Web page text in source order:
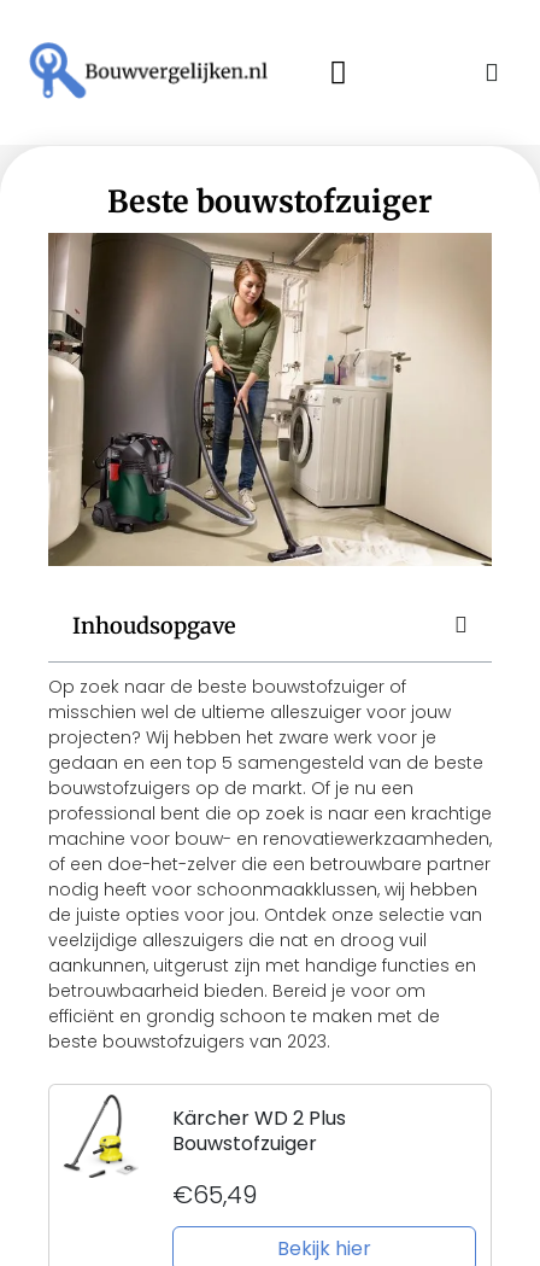
Beste bouwstofzuiger
Inhoudsopgave
Op zoek naar de beste bouwstofzuiger of
misschien wel de ultieme alleszuiger voor jouw
projecten? Wij hebben het zware werk voor je
gedaan en een top 5 samengesteld van de beste
bouwstofzuigers op de markt. Of je nu een
professional bent die op zoek is naar een krachtige
machine voor bouw- en renovatiewerkzaamheden,
of een doe-het-zelver die een betrouwbare partner
nodig heeft voor schoonmaakklussen, wij hebben
de juiste opties voor jou. Ontdek onze selectie van
veelzijdige alleszuigers die nat en droog vuil
aankunnen, uitgerust zijn met handige functies en
betrouwbaarheid bieden. Bereid je voor om
efficiënt en grondig schoon te maken met de
beste bouwstofzuigers van 2023.
Kärcher WD 2 Plus
Bouwstofzuiger
€65,49
Bekijk hier